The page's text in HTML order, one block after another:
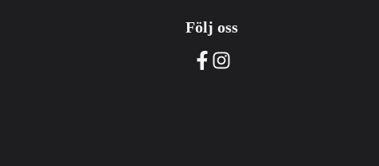
Följ oss